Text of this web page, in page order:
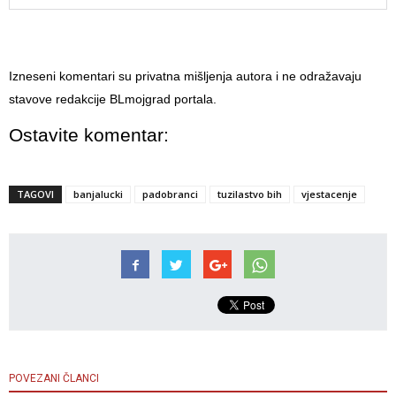
Izneseni komentari su privatna mišljenja autora i ne odražavaju
stavove redakcije BLmojgrad portala.
Ostavite komentar:
TAGOVI banjalucki padobranci tuzilastvo bih vjestacenje
POVEZANI ČLANCI